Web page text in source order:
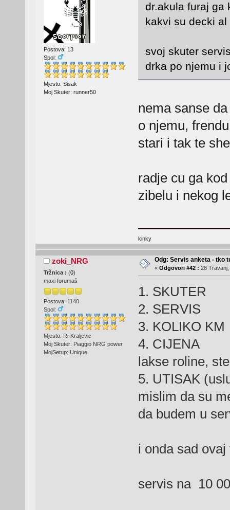
Postova: 13
Spol:
Mjesto: Sisak
Moj Skuter: runner50
dr.akula furaj ga
kakvi su decki
svoj skuter
drka po njemu i
nema sanse
o njemu,
stari i tak te
radje cu ga
zibelu i nekog
kinky
zoki_NRG
Tržnica : (0)
maxi forumaš
Postova: 1140
Spol:
Mjesto: Ri-Kraljevic
Moj Skuter: Piaggio NRG power
MojSetup: Unique
Odg: Servis anketa - tko
« Odgovori #42 : 28
1.
2.
3.
4. CIJENA
lakse roline,
5. UTISAK
mislim da su
da budem u
i onda sad ovaj
servis na 10